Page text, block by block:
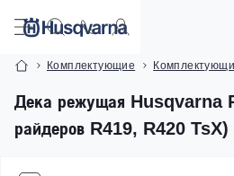
Комплектующие
Дека режущая Husqvarna
райдеров R419, R420